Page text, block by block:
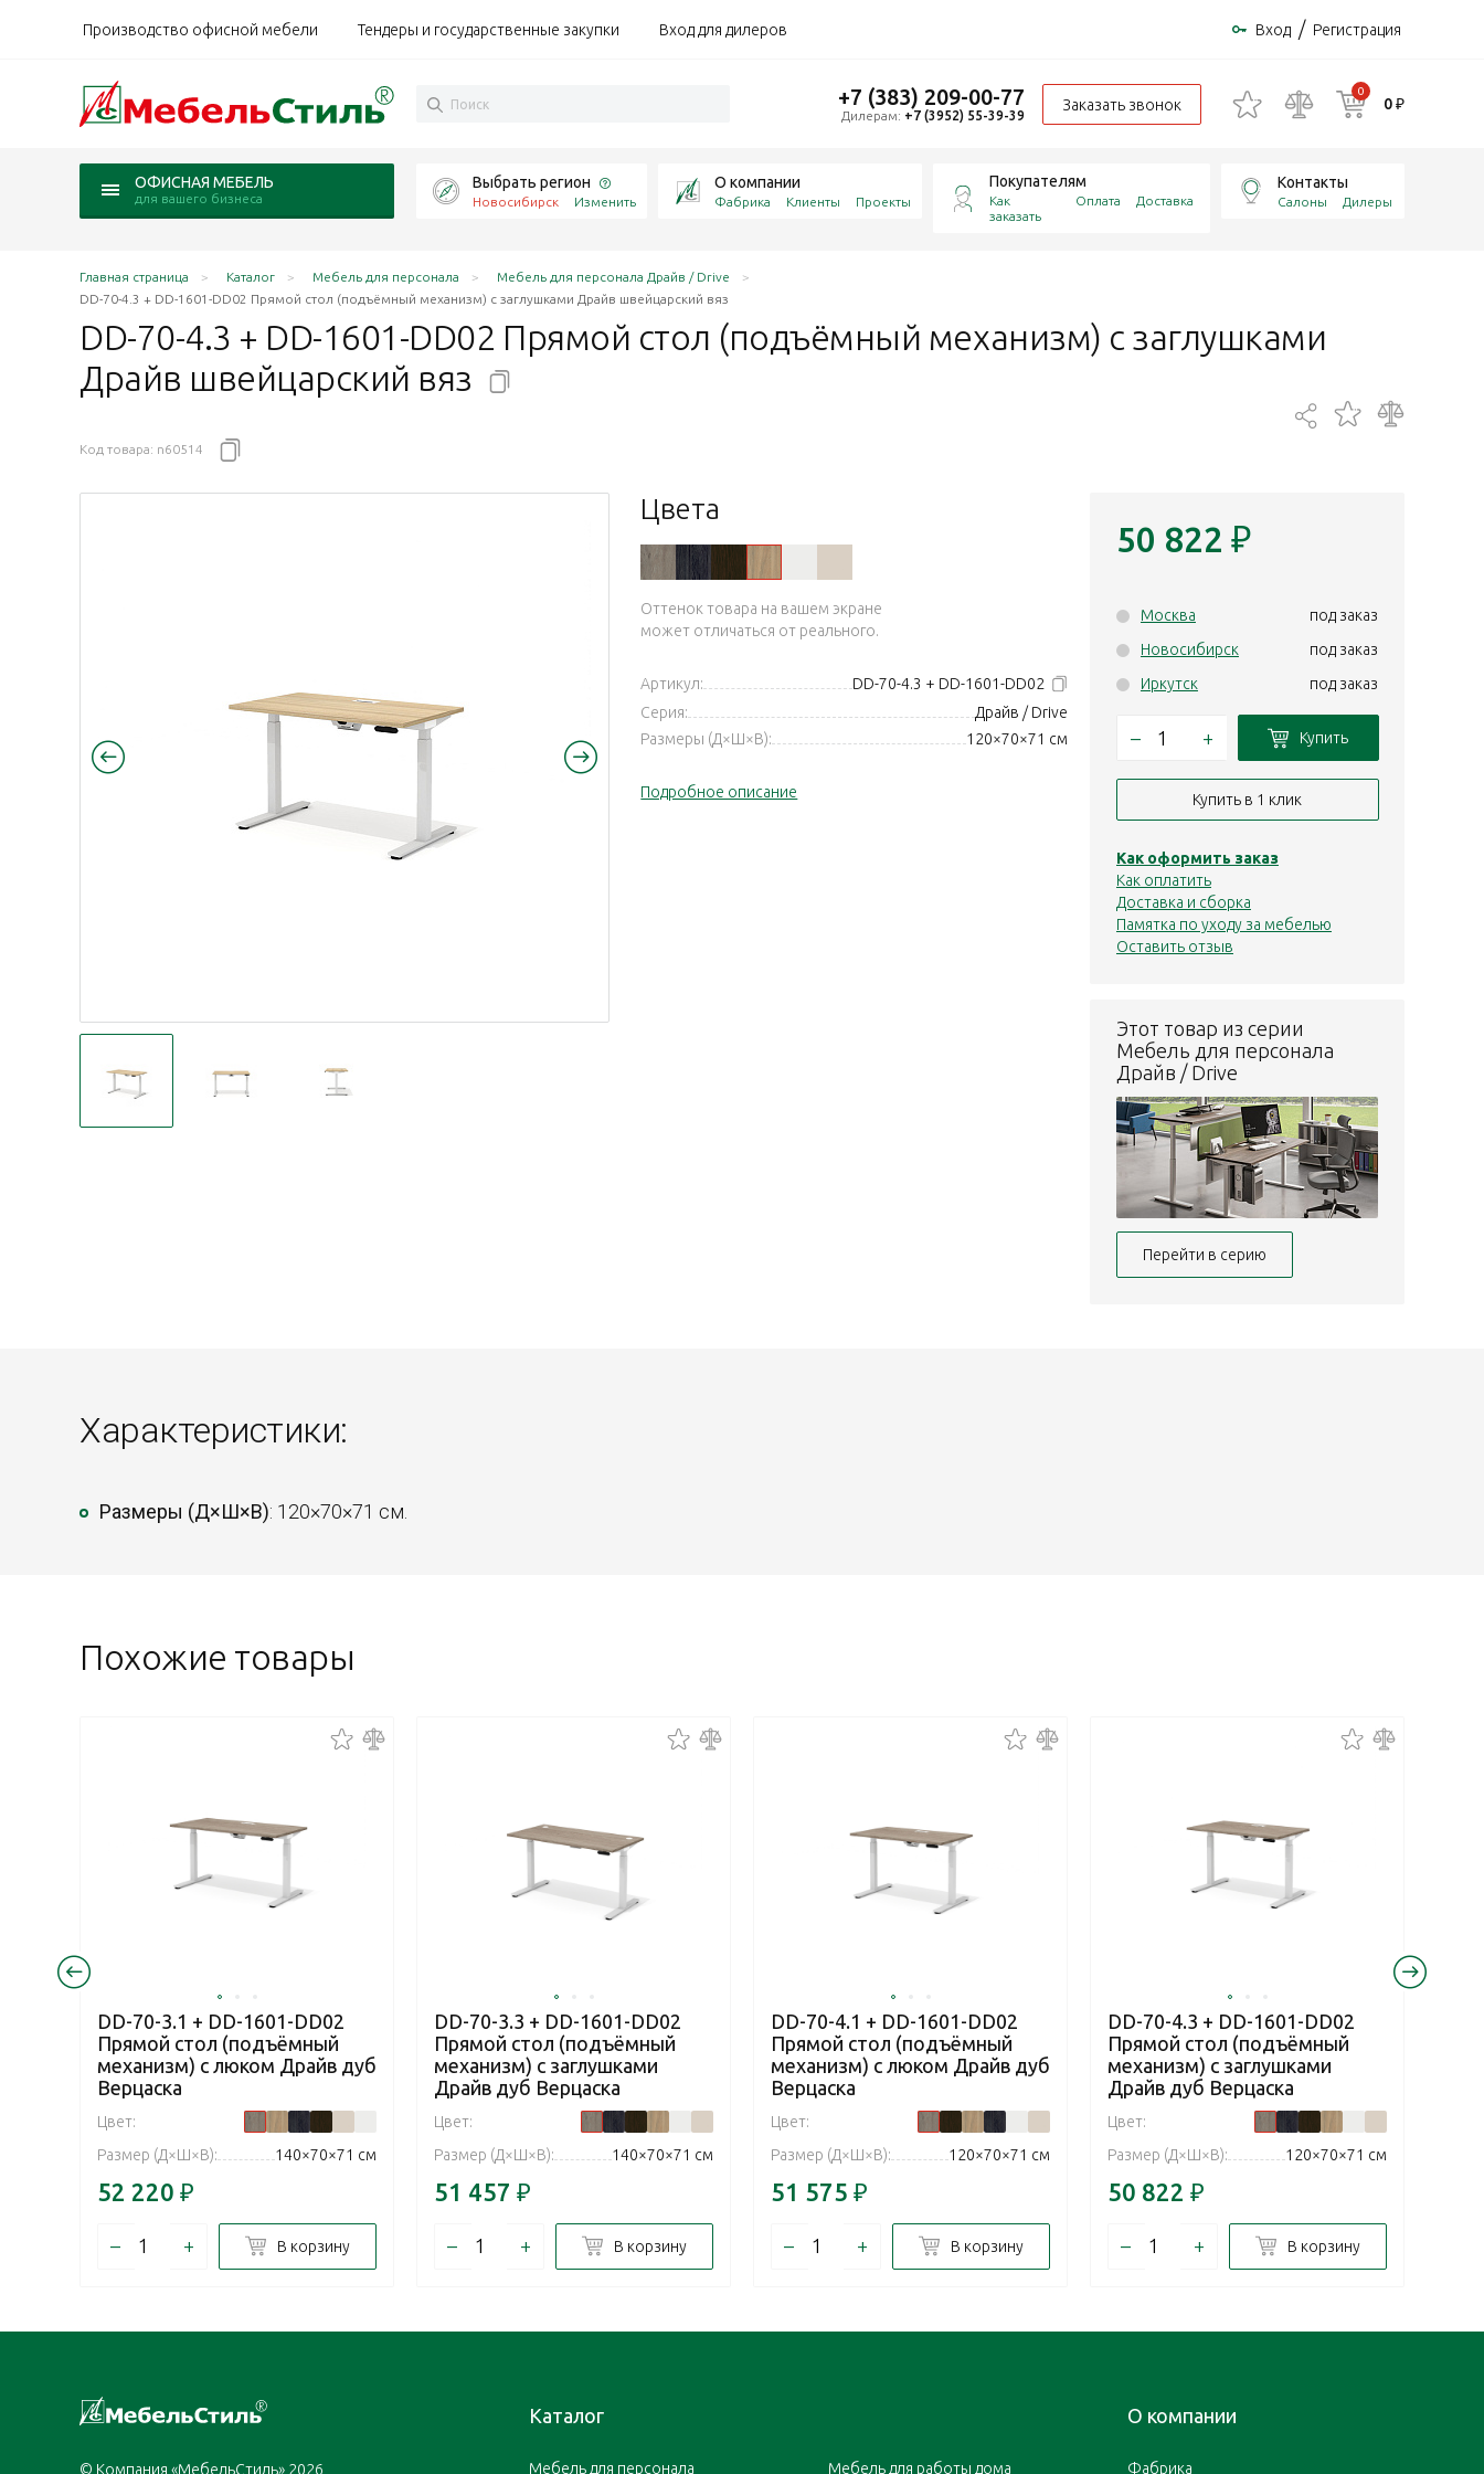
Производство офисной мебели Тендеры и государственные закупки Вход для дилеров Вход / Регистрация
+7 (383) 209-00-77
Дилерам: +7 (3952) 55-39-39
Заказать звонок
0
0 ₽
ОФИСНАЯ МЕБЕЛЬ
для вашего бизнеса
Выбрать регион
Новосибирск Изменить
О компании
Фабрика Клиенты Проекты
Покупателям
Как
заказать
Оплата Доставка
Контакты
Салоны Дилеры
Главная страница Каталог Мебель для персонала
Мебель для персонала Драйв / Drive
DD-70-4.3 + DD-1601-DD02 Прямой стол (подъёмный механизм) с заглушками Драйв швейцарский вяз
DD-70-4.3 + DD-1601-DD02 Прямой стол (подъёмный механизм) с заглушками
Драйв швейцарский вяз
Код товара: n60514
Цвета
Оттенок товара на вашем экране
может отличаться от реального.
Артикул:
DD-70-4.3 + DD-1601-DD02
Серия:
Драйв / Drive
Размеры (Д×Ш×В):
120×70×71 см
Подробное описание
50 822 ₽
Москва
под заказ
Новосибирск
под заказ
Иркутск
под заказ
– + Купить
Купить в 1 клик
Как оформить заказ
Как оплатить
Доставка и сборка
Памятка по уходу за мебелью
Оставить отзыв
Этот товар из серии
Мебель для персонала
Драйв / Drive
Перейти в серию
Характеристики:
Размеры (Д×Ш×В): 120×70×71 см.
Похожие товары
DD-70-3.1 + DD-1601-DD02
Прямой стол (подъёмный
механизм) с люком Драйв дуб
Верцаска
Цвет:
Размер (Д×Ш×В):
140×70×71 см
52 220 ₽
– + В корзину
DD-70-3.3 + DD-1601-DD02
Прямой стол (подъёмный
механизм) с заглушками
Драйв дуб Верцаска
Цвет:
Размер (Д×Ш×В):
140×70×71 см
51 457 ₽
– + В корзину
DD-70-4.1 + DD-1601-DD02
Прямой стол (подъёмный
механизм) с люком Драйв дуб
Верцаска
Цвет:
Размер (Д×Ш×В):
120×70×71 см
51 575 ₽
– + В корзину
DD-70-4.3 + DD-1601-DD02
Прямой стол (подъёмный
механизм) с заглушками
Драйв дуб Верцаска
Цвет:
Размер (Д×Ш×В):
120×70×71 см
50 822 ₽
– + В корзину
© Компания «МебельСтиль» 2026
Каталог
Мебель для персонала Мебель для работы дома
О компании
Фабрика